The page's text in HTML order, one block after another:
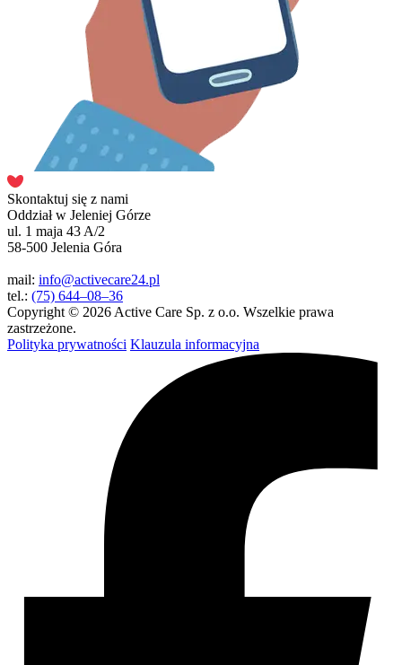
Skontaktuj się z nami
Oddział w Jeleniej Górze
ul. 1 maja 43 A/2
58-500 Jelenia Góra
mail: info@activecare24.pl
tel.: (75) 644–08–36
Copyright © 2026 Active Care Sp. z o.o. Wszelkie prawa
zastrzeżone.
Polityka prywatności Klauzula informacyjna